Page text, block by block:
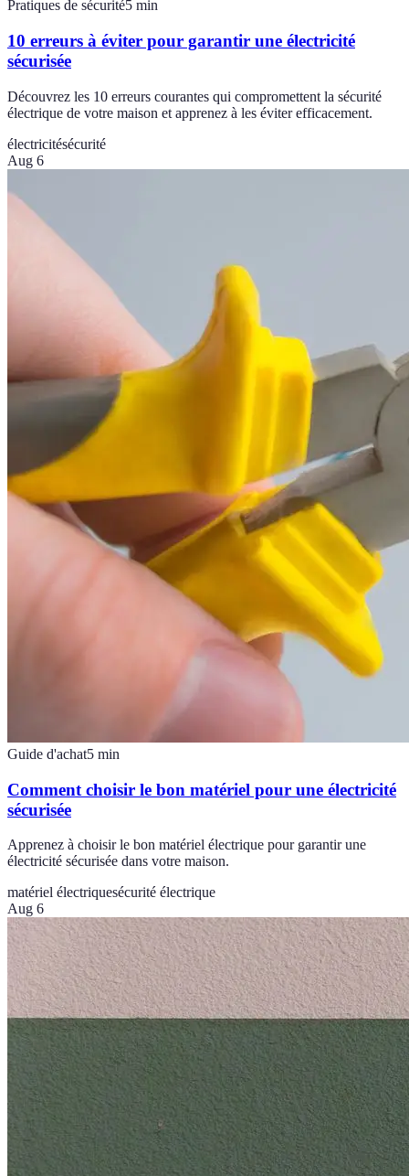
Pratiques de sécurité5 min
10 erreurs à éviter pour garantir une électricité
sécurisée
Découvrez les 10 erreurs courantes qui compromettent la sécurité
électrique de votre maison et apprenez à les éviter efficacement.
électricitésécurité
Aug 6
Guide d'achat5 min
Comment choisir le bon matériel pour une électricité
sécurisée
Apprenez à choisir le bon matériel électrique pour garantir une
électricité sécurisée dans votre maison.
matériel électriquesécurité électrique
Aug 6